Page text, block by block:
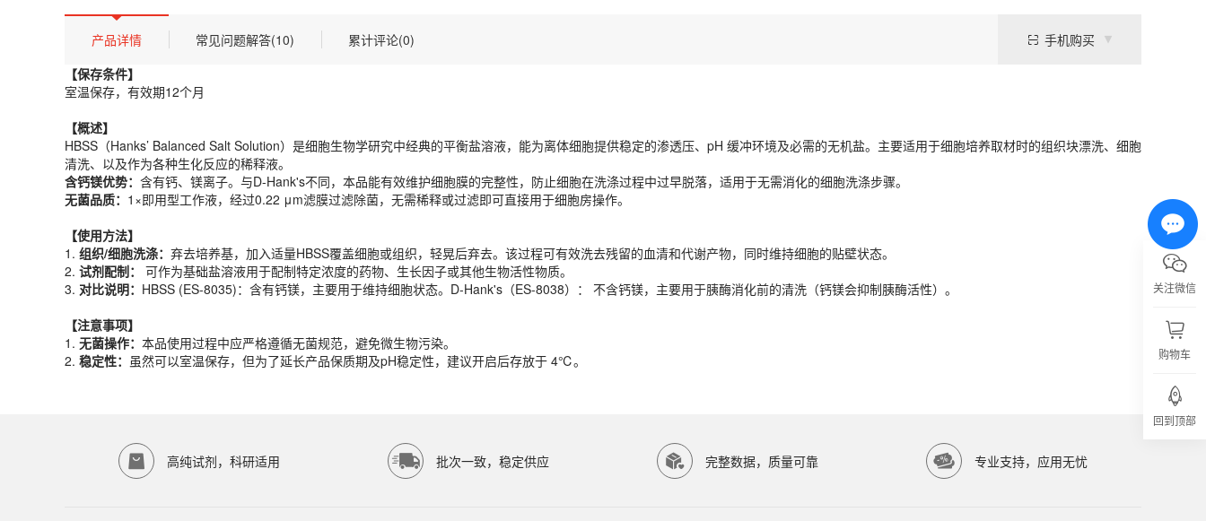
产品描述
【保存条件】
室温保存，有效期12个月
【概述】
含钙镁优势：
无菌品质：1×即用型工作液，经过0.22 μm滤膜过滤除菌，无需稀释或过滤即可直接用于细胞房操作。
【使用方法】
1.组织/细胞洗涤：弃去培养基，加入适量HBSS覆盖细胞或组织，轻晃后弃去。该过程可有效洗去残留的血清和代谢产物，同时维持细胞的贴壁状态。
可作为基础盐溶液用于配制特定浓度的药物、生长因子或其他生物活性物质。
3.对比说明：
【注意事项】
1. 无菌操作： 本品使用过程中应严格遵循无菌规范，避免微生物污染。
虽然可以室温保存，但为了延长产品保质期及pH稳定性，建议开启后存放于 4℃。
产品规格
货期
现货
规格
500ml
本产品适用于ES-8036、细胞培养缓冲液、生物科研试剂、ECOTOP SCIENTIFIC等研究领域。ECOTOP SCIENTIFIC（广州亿涛生物科技有限公司）提供高品质生物科研试剂，服务科研院所与生物医药企
产品详情 常见问题解答(10) 累计评论(0)
手机购买
【保存条件】
室温保存，有效期12个月
【概述】
HBSS（Hanks’ Balanced Salt Solution）是细胞生物学研究中经典的平衡盐溶液，能为离体细胞提供稳定的渗透压、pH 缓冲环境及必需的无机盐。主要适用于细胞培养取材时的组织块漂洗、细胞
清洗、以及作为各种生化反应的稀释液。
含钙镁优势： 含有钙、镁离子。与D-Hank's不同，本品能有效维护细胞膜的完整性，防止细胞在洗涤过程中过早脱落，适用于无需消化的细胞洗涤步骤。
无菌品质： 1×即用型工作液，经过0.22 μm滤膜过滤除菌，无需稀释或过滤即可直接用于细胞房操作。
【使用方法】
1. 组织/细胞洗涤： 弃去培养基，加入适量HBSS覆盖细胞或组织，轻晃后弃去。该过程可有效洗去残留的血清和代谢产物，同时维持细胞的贴壁状态。
2. 试剂配制： 可作为基础盐溶液用于配制特定浓度的药物、生长因子或其他生物活性物质。
3. 对比说明： HBSS (ES-8035)：含有钙镁，主要用于维持细胞状态。D-Hank's（ES-8038）： 不含钙镁，主要用于胰酶消化前的清洗（钙镁会抑制胰酶活性）。
【注意事项】
1. 无菌操作： 本品使用过程中应严格遵循无菌规范，避免微生物污染。
2. 稳定性： 虽然可以室温保存，但为了延长产品保质期及pH稳定性，建议开启后存放于 4℃。
高纯试剂，科研适用 批次一致，稳定供应 完整数据，质量可靠 专业支持，应用无忧
关注微信
购物车
回到顶部